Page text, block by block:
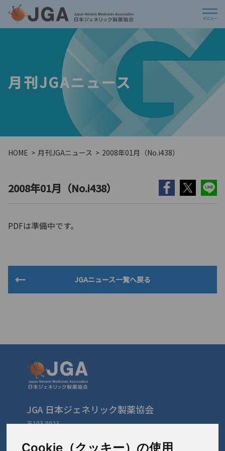
Cookie（クッキー）の使用
月刊JGAニュース
HOME 月刊JGAニュース 2008年01月（No.i438）
2008年01月（No.i438）
PDFは準備中です。
JGAニュース一覧へ戻る
JGA 日本ジェネリック製薬協会
〒103-0023
TEL: 03-3279-1890 / FAX: 03-3241-2978